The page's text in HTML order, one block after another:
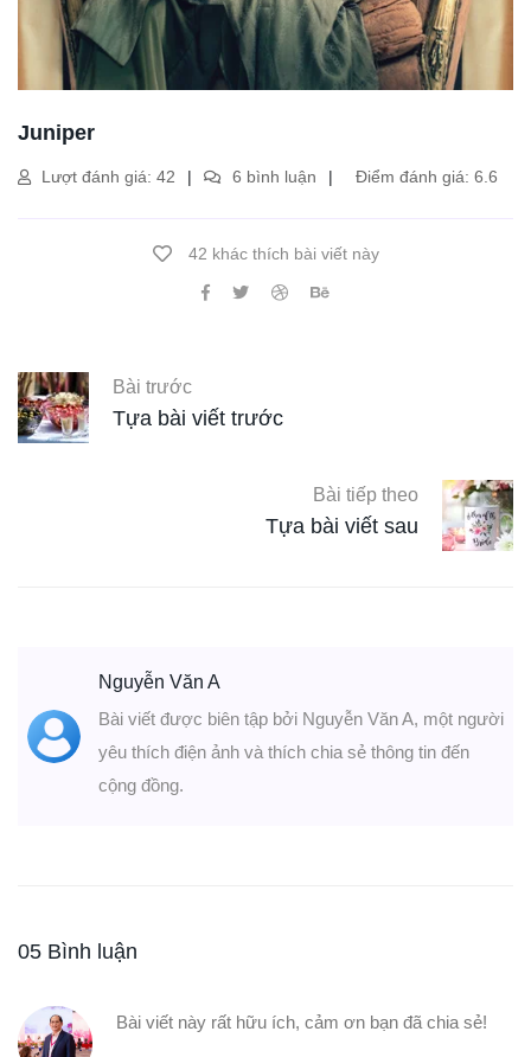
Juniper
Lượt đánh giá: 42 6 bình luận Điểm đánh giá: 6.6
42 khác thích bài viết này
Bài trước
Tựa bài viết trước
Bài tiếp theo
Tựa bài viết sau
Nguyễn Văn A
Bài viết được biên tập bởi Nguyễn Văn A, một người
yêu thích điện ảnh và thích chia sẻ thông tin đến
cộng đồng.
05 Bình luận
Bài viết này rất hữu ích, cảm ơn bạn đã chia sẻ!